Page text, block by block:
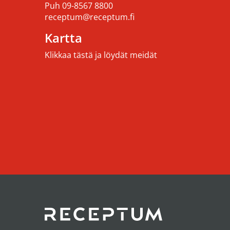
Puh 09-8567 8800
receptum@receptum.fi
Kartta
Klikkaa tästä ja löydät meidät